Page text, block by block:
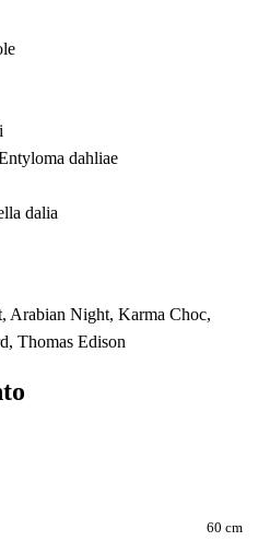
dahliae
dalia
Arabian Night, Karma Choc,
Thomas Edison
60 cm